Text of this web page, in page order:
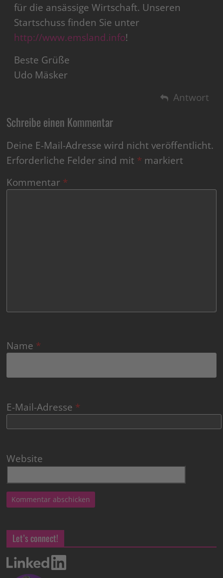
für die ansässige Wirtschaft. Unseren
Startschuss finden Sie unter
http://www.emsland.info!
Beste Grüße
Udo Mäsker
Antwort
Schreibe einen Kommentar
Deine E-Mail-Adresse wird nicht veröffentlicht.
Erforderliche Felder sind mit * markiert
Kommentar *
Name *
E-Mail-Adresse *
Website
Let’s connect!